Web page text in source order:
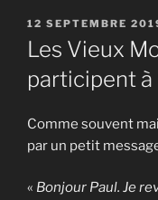
PUBLIÉ
LE
12 SEPTEMBRE
Les Vieux
participent à
Comme souvent
par un petit
« Bonjour Paul. Je